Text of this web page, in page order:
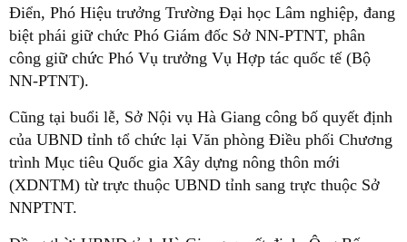
Điển, Phó Hiệu trưởng Trường Đại học Lâm nghiệp, đang
biệt phái giữ chức Phó Giám đốc Sở NN-PTNT, phân
công giữ chức Phó Vụ trưởng Vụ Hợp tác quốc tế (Bộ
NN-PTNT).
Cũng tại buổi lễ, Sở Nội vụ Hà Giang công bố quyết định
của UBND tỉnh tổ chức lại Văn phòng Điều phối Chương
trình Mục tiêu Quốc gia Xây dựng nông thôn mới
(XDNTM) từ trực thuộc UBND tỉnh sang trực thuộc Sở
NNPTNT.